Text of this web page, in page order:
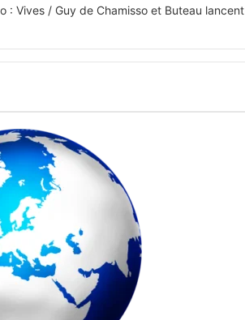
: Vives / Guy de Chamisso et Buteau